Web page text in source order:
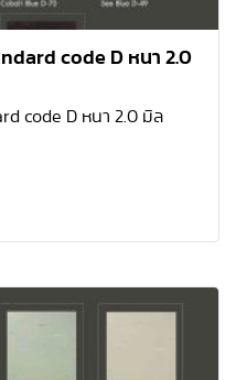
code D หนา 2.0
code D หนา 2.0 มิล